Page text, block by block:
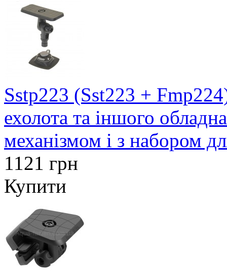
Sstp223 (Sst223 +
ехолота та іншого
механізмом і з набором
1121 грн
Купити